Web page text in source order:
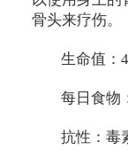
骨头来疗伤。
生命值：
每日食物
抗性：毒